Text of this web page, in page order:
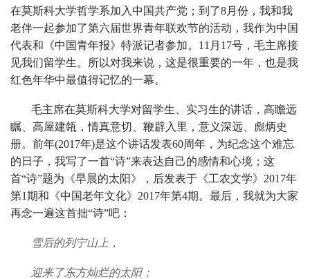
在莫斯科大学哲学系加入中国共产党；到了8月份，我和我
老伴一起参加了第六届世界青年联欢节的活动，我作为中国
代表和《中国青年报》特派记者参加。11月17号，毛主席接
见我们留学生。所以对我来说，这是很重要的一年，也是我
红色年华中最值得记忆的一幕。
毛主席在莫斯科大学对留学生、实习生的讲话，高瞻远
瞩、高屋建瓴，情真意切、鞭辟入里，意义深远、彪炳史
册。前年(2017年)是这个讲话发表60周年，为纪念这个难忘
的日子，我写了一首“诗”来表达自己的感情和心境；这
首“诗”题为《早晨的太阳》，后发表于《工农文学》2017年
第1期和《中国老年文化》2017年第4期。最后，我就为大家
再念一遍这首拙“诗”吧：
雪后的列宁山上，
迎来了东方灿烂的太阳；